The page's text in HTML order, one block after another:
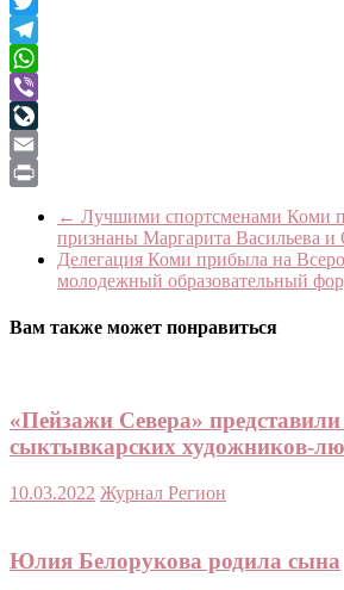
Twitter
Telegram
WhatsApp
Viber
LiveJournal
Email
← Лучшими спортсменами Коми
признаны Маргарита Васильева и
Делегация Коми прибыла на
молодежный образовательный
Вам также может понравиться
«Пейзажи Севера»
сыктывкарских художников-
10.03.2022 Журнал Регион
Юлия Белорукова родила сына